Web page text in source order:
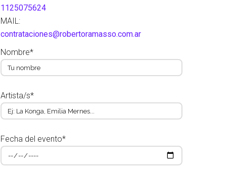
1125075624
MAIL:
contrataciones@robertoramasso.com.ar
Nombre*
Artista/s*
Fecha del evento*